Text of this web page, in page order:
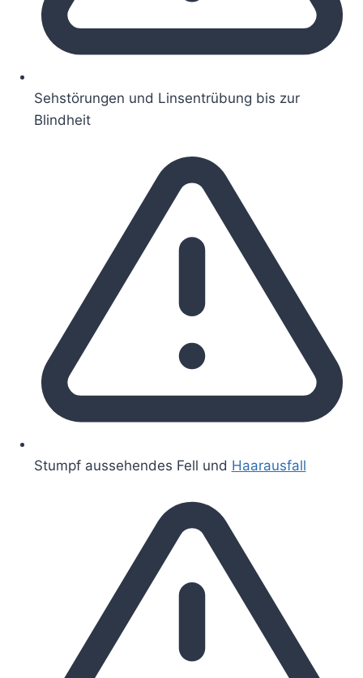
Sehstörungen und Linsentrübung bis zur
Blindheit
Stumpf aussehendes Fell und Haarausfall